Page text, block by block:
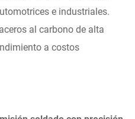
e industriales.
al carbono de alta
a costos